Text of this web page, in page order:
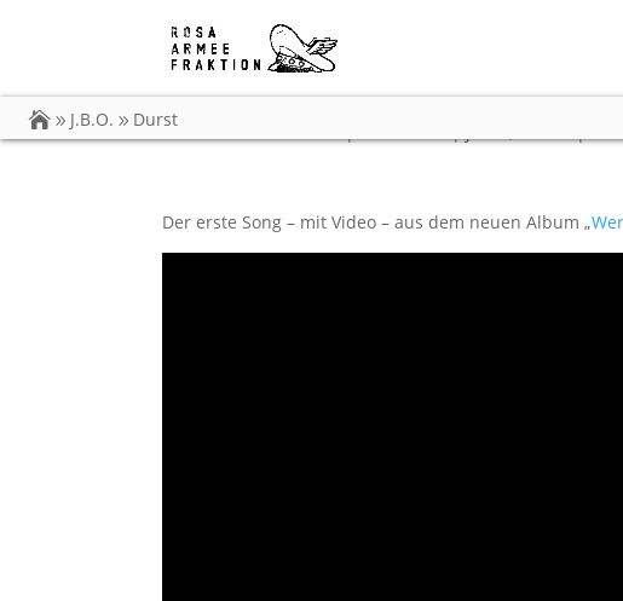
J.B.O. Durst
Durst
von
Der erste Song – mit Video – aus dem neuen Album „